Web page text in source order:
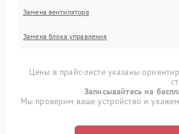
Замена вентилятора
Замена блока управления
Цены в прайс-листе указаны
Записывайтесь на
Мы проверим ваше устройство и